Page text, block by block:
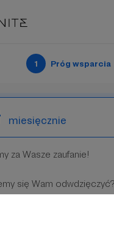
1 Próg wsparcia
miesięcznie
za Wasze zaufanie!
się Wam odwdzięczyć?
na to, że będziecie
w którym podzielmy z